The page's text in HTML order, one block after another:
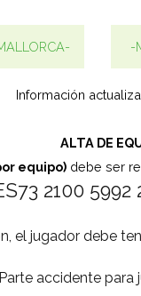
-
Información
ALTA DE
equipo)debe ser
2100
el jugador debe
Parte accidente para